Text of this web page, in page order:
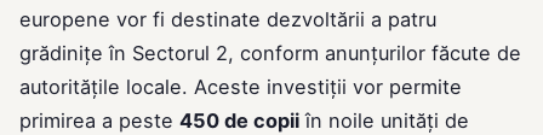
europene vor fi destinate dezvoltării a patru
grădinițe în Sectorul 2, conform anunțurilor făcute de
autoritățile locale. Aceste investiții vor permite
primirea a peste 450 de copii în noile unități de